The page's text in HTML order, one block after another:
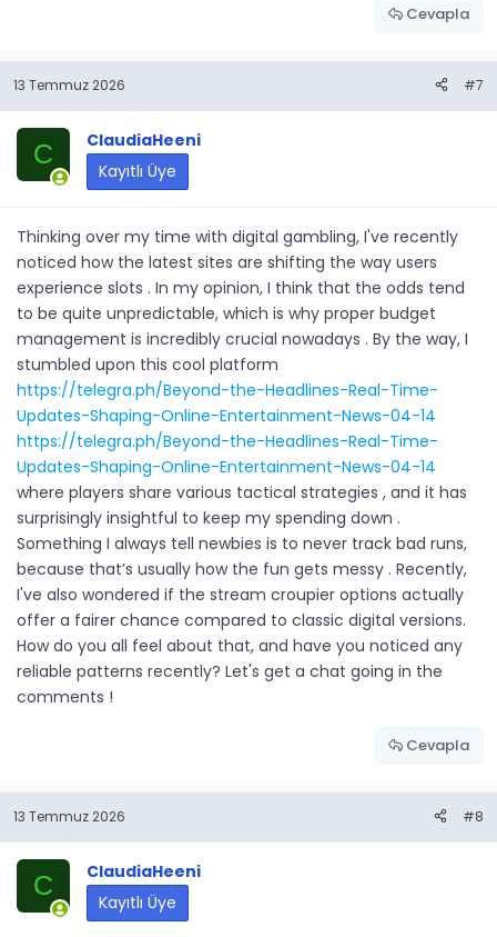
Cevapla
13 Temmuz 2026 #7
C
ClaudiaHeeni
Kayıtlı Üye
Thinking over my time with digital gambling, I've recently
noticed how the latest sites are shifting the way users
experience slots . In my opinion, I think that the odds tend
to be quite unpredictable, which is why proper budget
management is incredibly crucial nowadays . By the way, I
stumbled upon this cool platform
https://telegra.ph/Beyond-the-Headlines-Real-Time-
Updates-Shaping-Online-Entertainment-News-04-14
https://telegra.ph/Beyond-the-Headlines-Real-Time-
Updates-Shaping-Online-Entertainment-News-04-14
where players share various tactical strategies , and it has
surprisingly insightful to keep my spending down .
Something I always tell newbies is to never track bad runs,
because that’s usually how the fun gets messy . Recently,
I've also wondered if the stream croupier options actually
offer a fairer chance compared to classic digital versions.
How do you all feel about that, and have you noticed any
reliable patterns recently? Let's get a chat going in the
comments !
Cevapla
13 Temmuz 2026 #8
C
ClaudiaHeeni
Kayıtlı Üye